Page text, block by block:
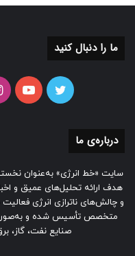
ما را دنبال کنید
توییتر
درباره‌ی ما
سایت «خط انرژی» به‌عنوان
هدف ارائه تحلیل‌های عمیق و
و چالش‌های ناترازی انرژی
متخصص تأسیس شده و
صنایع نفت، گاز،